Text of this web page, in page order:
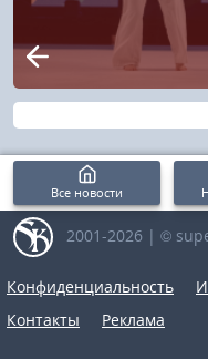
Все новости
2001-2026 | ©
Конфиденциальность
Контакты
Реклама